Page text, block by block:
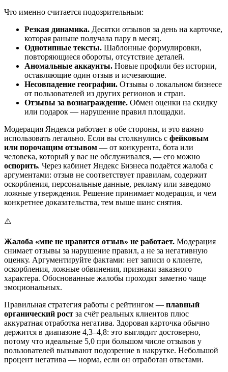
Что именно считается подозрительным:
Резкая динамика. Десятки отзывов за день на карточке,
которая раньше получала пару в месяц.
Однотипные тексты. Шаблонные формулировки,
повторяющиеся обороты, отсутствие деталей.
Аномальные аккаунты. Новые профили без истории,
оставляющие один отзыв и исчезающие.
Несовпадение географии. Отзывы о локальном бизнесе
от пользователей из других регионов и стран.
Отзывы за вознаграждение. Обмен оценки на скидку
или подарок — нарушение правил площадки.
Модерация Яндекса работает в обе стороны, и это важно
использовать легально. Если вы столкнулись с фейковым
или порочащим отзывом — от конкурента, бота или
человека, который у вас не обслуживался, — его можно
оспорить. Через кабинет Яндекс Бизнеса подаётся жалоба с
аргументами: отзыв не соответствует правилам, содержит
оскорбления, персональные данные, рекламу или заведомо
ложные утверждения. Решение принимает модерация, и чем
конкретнее доказательства, тем выше шанс снятия.
⚠️
Жалоба «мне не нравится отзыв» не работает. Модерация
снимает отзывы за нарушение правил, а не за негативную
оценку. Аргументируйте фактами: нет записи о клиенте,
оскорбления, ложные обвинения, признаки заказного
характера. Обоснованные жалобы проходят заметно чаще
эмоциональных.
Правильная стратегия работы с рейтингом — плавный
органический рост за счёт реальных клиентов плюс
аккуратная отработка негатива. Здоровая карточка обычно
держится в диапазоне 4,3–4,8: это выглядит достоверно,
потому что идеальные 5,0 при большом числе отзывов у
пользователей вызывают подозрение в накрутке. Небольшой
процент негатива — норма, если он отработан ответами.